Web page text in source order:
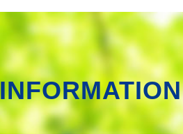
INFORMATION